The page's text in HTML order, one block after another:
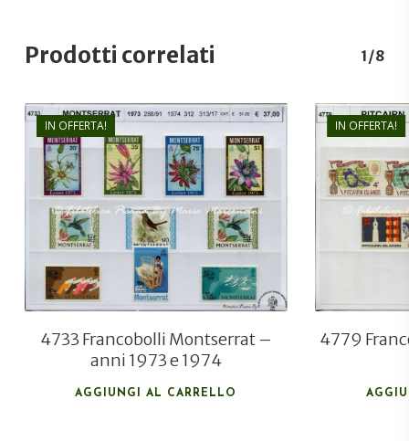
Prodotti correlati 1/8
IN OFFERTA!
€37,00
€26,00
4733 Francobolli Montserrat –
anni 1973 e 1974
AGGIUNGI AL CARRELLO
IN OFFERTA!
4779